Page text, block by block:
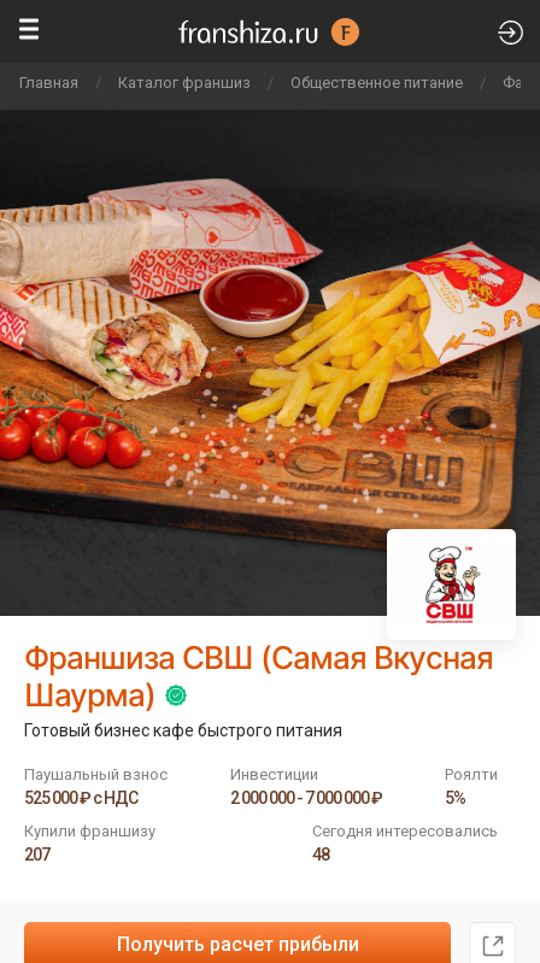
Главная / Каталог франшиз / Общественное питание /
Франшиза СВШ (Самая Вкусная
Шаурма)
Готовый бизнес кафе быстрого питания
Паушальный взнос
525 000 ₽ с НДС
Инвестиции
2 000 000 - 7 000 000 ₽
Роялти
5%
Купили франшизу
207
Сегодня интересовались
48
Получить расчет прибыли